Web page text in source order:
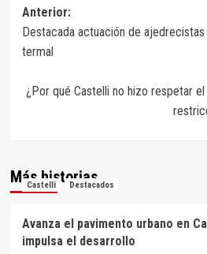
Navegación
de
Anterior:
Destacada actuación de
termal
¿Por qué Castelli no hizo respetar
Más historias
Castelli Destacados
Avanza el pavimento urbano en
impulsa el desarrollo